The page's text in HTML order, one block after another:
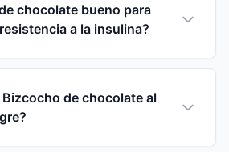
chocolate bueno para
a la insulina?
de chocolate al